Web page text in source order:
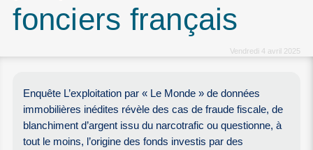
fonciers français
Vendredi 4 avril 2025
Enquête L’exploitation par « Le Monde » de données
immobilières inédites révèle des cas de fraude fiscale, de
blanchiment d’argent issu du narcotrafic ou questionne, à
tout le moins, l’origine des fonds investis par des